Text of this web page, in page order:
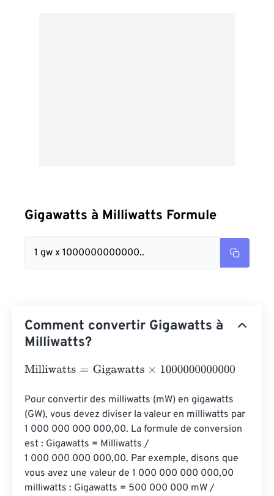
Gigawatts à Milliwatts Formule
1 gw x 1000000000000..
Comment convertir Gigawatts à
Milliwatts?
Milliwatts=Gigawatts×1000000000000
Pour convertir des milliwatts (mW) en gigawatts
(GW), vous devez diviser la valeur en milliwatts par
1 000 000 000 000,00. La formule de conversion
est : Gigawatts = Milliwatts /
1 000 000 000 000,00. Par exemple, disons que
vous avez une valeur de 1 000 000 000 000,00
milliwatts : Gigawatts = 500 000 000 mW /